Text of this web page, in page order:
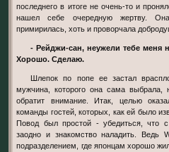
последнего в итоге не очень-то и
нашел себе очередную жертву.
примирилась, хоть и проворчала
- Рейджи-сан, неужели тебе меня
Хорошо. Сделаю.
Шлепок по попе ее застал врасплох, но что уж тут, таков был
мужчина, которого она сама
обратит внимание. Итак, целью
команды гостей, которых, как ей было
Повод был простой - убедиться, что
заодно и знакомство наладить.
подразделением, где японцам хорошо